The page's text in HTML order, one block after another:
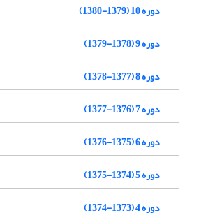
دوره 10 (1379-1380)
دوره 9 (1378-1379)
دوره 8 (1377-1378)
دوره 7 (1376-1377)
دوره 6 (1375-1376)
دوره 5 (1374-1375)
دوره 4 (1373-1374)